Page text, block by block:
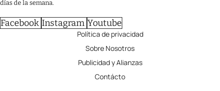
días de la semana.
Facebook Instagram Youtube
Política de privacidad
Sobre Nosotros
Publicidad y Alianzas
Contácto